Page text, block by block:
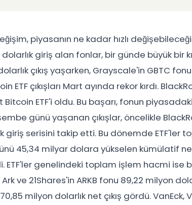
piyasanın ne kadar hızlı
giriş alan fonlar, bir günde büyük bir
çıkış yaşarken, Grayscale'in GBTC
ETF çıkışları Mart ayında rekor kırdı.
ETF'i oldu. Bu başarı, fonun
günü yaşanan çıkışlar, öncelikle
giriş serisini takip etti. Bu dönemde ETF'ler
45,34 milyar dolara yükselen kümülatif
genelindeki toplam işlem hacmi ise
ve 21Shares'in ARKB fonu 89,22 milyon
milyon dolarlık net çıkış gördü. VanEck,